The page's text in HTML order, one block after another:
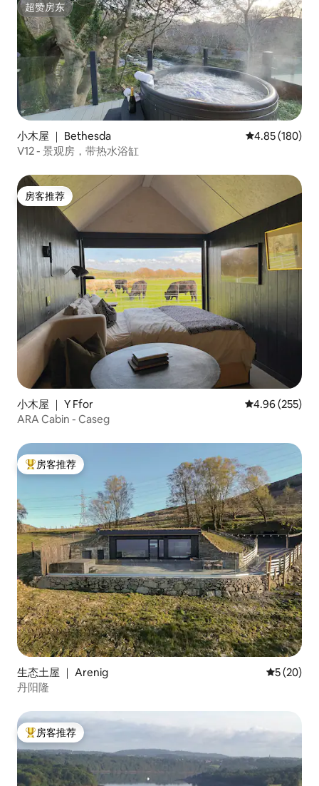
超赞房东
超赞房东
小木屋 ｜ Bethesda 平均评分 4.85
4.85 (180)
V12 - 景观房，带热水浴缸
房客推荐
房客推荐
小木屋 ｜ Y Ffor 平均评分 4.96
4.96 (255)
ARA Cabin - Caseg
热门「房客推荐」
房客推荐
生态土屋 ｜ Arenig 平均评分
5 (20)
丹阳隆
热门「房客推荐」
房客推荐